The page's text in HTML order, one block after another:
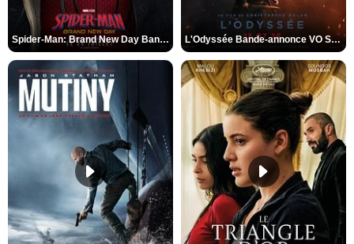
Spider-Man: Brand New Day Bande-annonce VO STFR L'Odyssée Bande-annonce VO STFR